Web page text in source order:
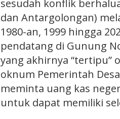
sesudah konflik
dan Antargolongan)
1980-an, 1999 hingga
pendatang di Gunung
yang akhirnya “tertipu”
oknum Pemerintah
meminta uang kas
untuk dapat memiliki